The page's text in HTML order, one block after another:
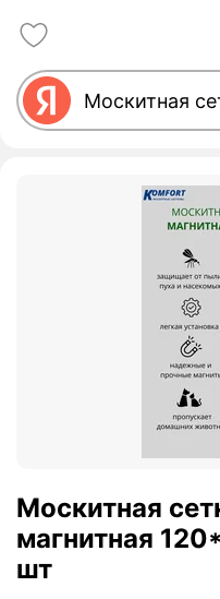
Москитная
магнитная
шт